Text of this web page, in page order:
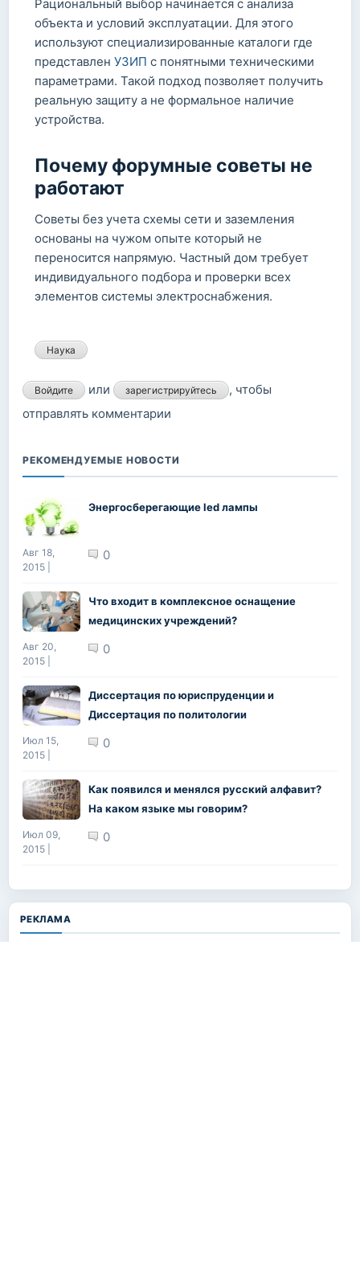
Рациональный выбор начинается с анализа
объекта и условий эксплуатации. Для этого
используют специализированные каталоги где
представлен УЗИП с понятными техническими
параметрами. Такой подход позволяет получить
реальную защиту а не формальное наличие
устройства.
Почему форумные советы не
работают
Советы без учета схемы сети и заземления
основаны на чужом опыте который не
переносится напрямую. Частный дом требует
индивидуального подбора и проверки всех
элементов системы электроснабжения.
Наука
Войдите или зарегистрируйтесь
, чтобы
отправлять комментарии
РЕКОМЕНДУЕМЫЕ НОВОСТИ
Энергосберегающие led лампы
Авг 18,
2015 |
0
Что входит в комплексное оснащение
медицинских учреждений?
Авг 20,
2015 |
0
Диссертация по юриспруденции и
Диссертация по политологии
Июл 15,
2015 |
0
Как появился и менялся русский алфавит?
На каком языке мы говорим?
Июл 09,
2015 |
0
РЕКЛАМА